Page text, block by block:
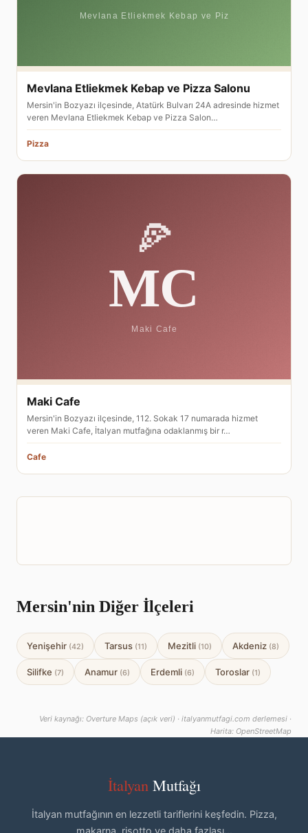
Mevlana Etliekmek Kebap ve Pizza Salonu
Mersin'in Bozyazı ilçesinde, Atatürk Bulvarı 24A adresinde hizmet
veren Mevlana Etliekmek Kebap ve Pizza Salon…
Pizza
Maki Cafe
Mersin'in Bozyazı ilçesinde, 112. Sokak 17 numarada hizmet
veren Maki Cafe, İtalyan mutfağına odaklanmış bir r…
Cafe
Mersin'nin Diğer İlçeleri
Yenişehir (42) Tarsus (11) Mezitli (10) Akdeniz (8)
Silifke (7) Anamur (6) Erdemli (6) Toroslar (1)
Veri kaynağı: Overture Maps (açık veri) · italyanmutfagi.com derlemesi ·
Harita: OpenStreetMap
İtalyanMutfağı
İtalyan mutfağının en lezzetli tariflerini keşfedin. Pizza,
makarna, risotto ve daha fazlası...